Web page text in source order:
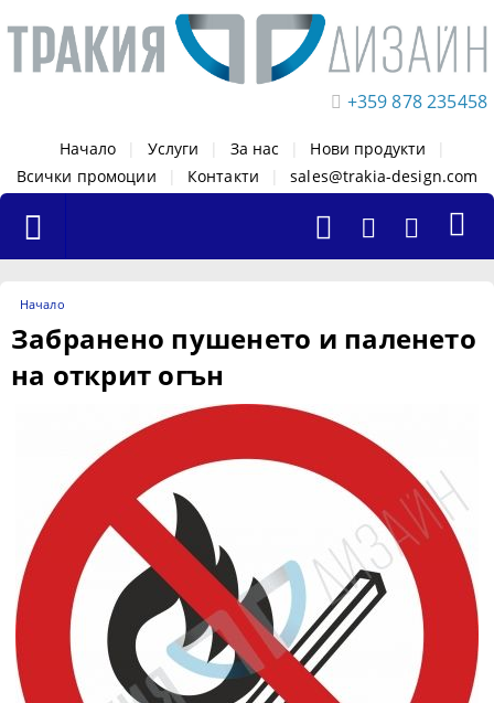
+359 878 235458
Начало Услуги За нас Нови продукти
Всички промоции
Контакти sales@trakia-design.com
Начало
Забранено пушенето и паленето
на открит огън